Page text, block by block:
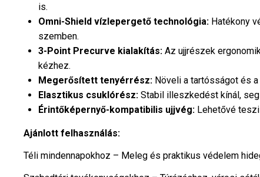
is.
Omni-Shield vízlepergető technológia: Hatékony
szemben.
3-Point Precurve kialakítás: Az ujjrészek
kézhez.
Megerősített tenyérrész: Növeli a tartósságot és
Elasztikus csuklórész: Stabil illeszkedést kínál,
Érintőképernyő-kompatibilis ujjvég: Lehetővé
Ajánlott felhasználás:
Téli mindennapokhoz – Meleg és praktikus védelem